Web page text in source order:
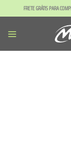
FRETE GRÁTIS PARA